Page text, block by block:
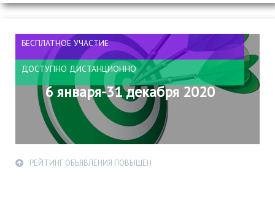
БЕСПЛАТНОЕ УЧАСТИЕ
ДОСТУПНО ДИСТАНЦИОННО
6 января-31 декабря 2020
РЕЙТИНГ ОБЪЯВЛЕНИЯ ПОВЫШЕН